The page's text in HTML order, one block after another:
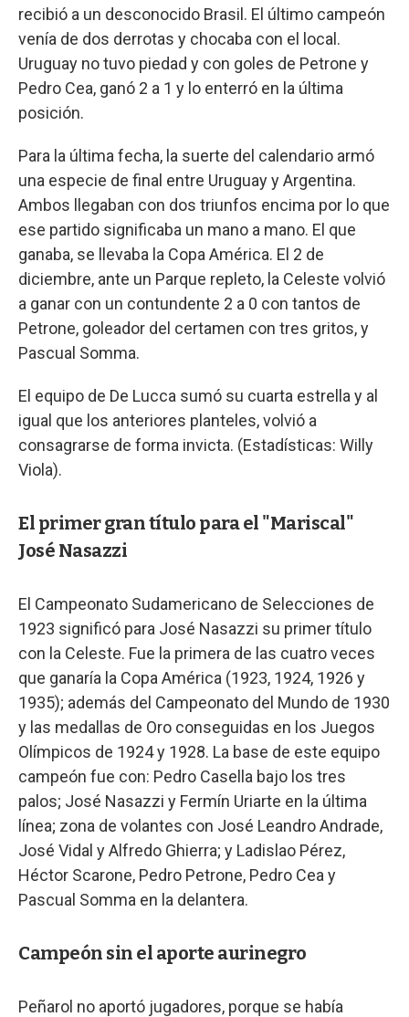
recibió a un desconocido Brasil. El último campeón
venía de dos derrotas y chocaba con el local.
Uruguay no tuvo piedad y con goles de Petrone y
Pedro Cea, ganó 2 a 1 y lo enterró en la última
posición.
Para la última fecha, la suerte del calendario armó
una especie de final entre Uruguay y Argentina.
Ambos llegaban con dos triunfos encima por lo que
ese partido significaba un mano a mano. El que
ganaba, se llevaba la Copa América. El 2 de
diciembre, ante un Parque repleto, la Celeste volvió
a ganar con un contundente 2 a 0 con tantos de
Petrone, goleador del certamen con tres gritos, y
Pascual Somma.
El equipo de De Lucca sumó su cuarta estrella y al
igual que los anteriores planteles, volvió a
consagrarse de forma invicta. (Estadísticas: Willy
Viola).
El primer gran título para el "Mariscal"
José Nasazzi
El Campeonato Sudamericano de Selecciones de
1923 significó para José Nasazzi su primer título
con la Celeste. Fue la primera de las cuatro veces
que ganaría la Copa América (1923, 1924, 1926 y
1935); además del Campeonato del Mundo de 1930
y las medallas de Oro conseguidas en los Juegos
Olímpicos de 1924 y 1928. La base de este equipo
campeón fue con: Pedro Casella bajo los tres
palos; José Nasazzi y Fermín Uriarte en la última
línea; zona de volantes con José Leandro Andrade,
José Vidal y Alfredo Ghierra; y Ladislao Pérez,
Héctor Scarone, Pedro Petrone, Pedro Cea y
Pascual Somma en la delantera.
Campeón sin el aporte aurinegro
Peñarol no aportó jugadores, porque se había